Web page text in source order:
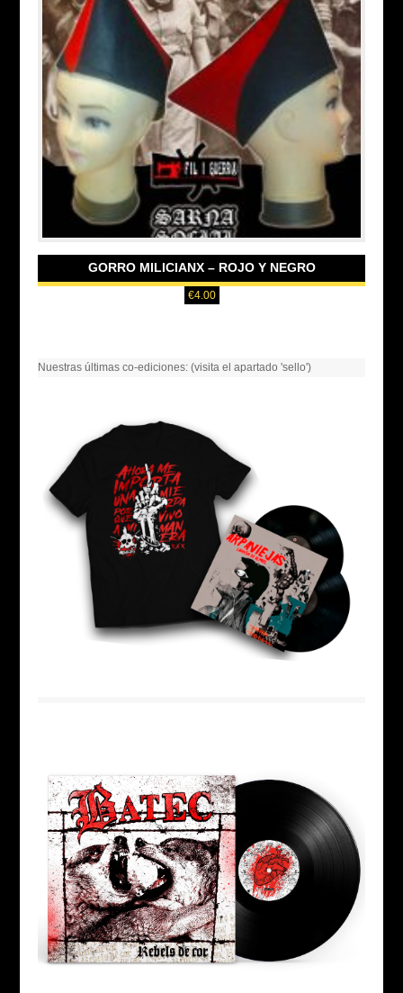
GORRO MILICIANX – ROJO Y NEGRO
€4.00
Nuestras últimas co-ediciones: (visita el apartado 'sello')